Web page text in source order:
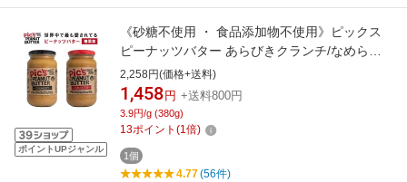
ポイントUPジャンル
《砂糖不使用 ・ 食品添加物不使用》ピックス
ピーナッツバター あらびきクランチ/なめらか
スムース 380g【 ピーナッツ バター ピーナツバ
ター ピーナッツクリーム ピックスピーナッツ
バター Pic’s Peanut Butter 無添加 無糖 エイジ
ング対策 ニュージーランド産 】
2,258円(価格+送料)
1,458 円 +送料800円
3.9円/g (380g)
13ポイント (1倍)
1個
4.77(56件)